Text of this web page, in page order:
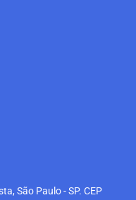
São Paulo - SP. CEP